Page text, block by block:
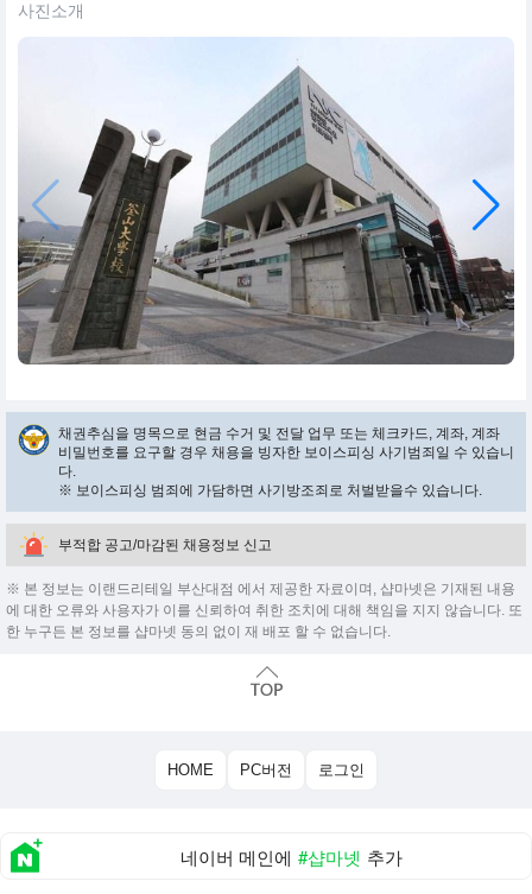
사진소개
채권추심을 명목으로 현금 수거 및 전달 업무 또는 체크카드, 계좌, 계좌
비밀번호를 요구할 경우 채용을 빙자한 보이스피싱 사기범죄일 수 있습니
다.
※ 보이스피싱 범죄에 가담하면 사기방조죄로 처벌받을수 있습니다.
부적합 공고/마감된 채용정보 신고
※ 본 정보는 이랜드리테일 부산대점 에서 제공한 자료이며, 샵마넷은 기재된 내용
에 대한 오류와 사용자가 이를 신뢰하여 취한 조치에 대해 책임을 지지 않습니다. 또
한 누구든 본 정보를 샵마넷 동의 없이 재 배포 할 수 없습니다.
HOME PC버전 로그인
네이버 메인에 #샵마넷 추가